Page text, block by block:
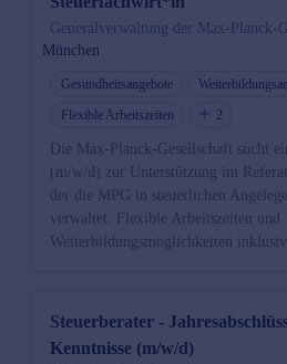
Generalverwaltung der Max-Planck-
München
Gesundheitsangebote
Flexible Arbeitszeiten
2
Die Max-Planck-Gesellschaft sucht
(m/w/d) zur Unterstützung im
der die MPG in steuerlichen
verwaltet. Flexible Arbeitszeiten und
Weiterbildungsmöglichkeiten
Steuerberater -
Kenntnisse (m/w/d)